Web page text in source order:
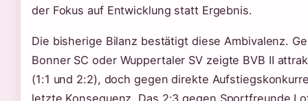
der Fokus auf Entwicklung statt Ergebnis.
Die bisherige Bilanz bestätigt diese Ambivalenz.
Bonner SC oder Wuppertaler SV zeigte BVB II
(1:1 und 2:2), doch gegen direkte